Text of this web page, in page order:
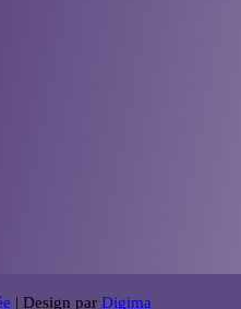
| Design par Digima